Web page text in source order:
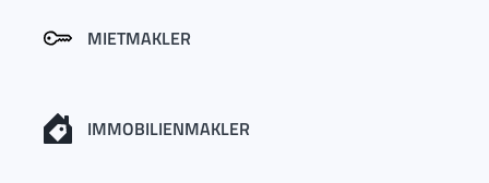
MIETMAKLER
IMMOBILIENMAKLER